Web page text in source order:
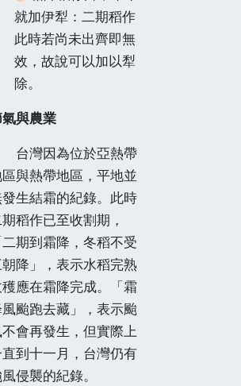
就加伊犁：二期稻作
此時若尚未出齊即無
效，故說可以加以犁
除。
與農業
灣因為位於亞熱帶
與熱帶地區，平地並
生結霜的紀錄。此時
稻作已至收割期，
二期到霜降，冬稻不受
降」，表示水稻完熟
應在霜降完成。「霜
颱跑去藏」，表示颱
會再發生，但實際上
到十一月，台灣仍有
侵襲的紀錄。